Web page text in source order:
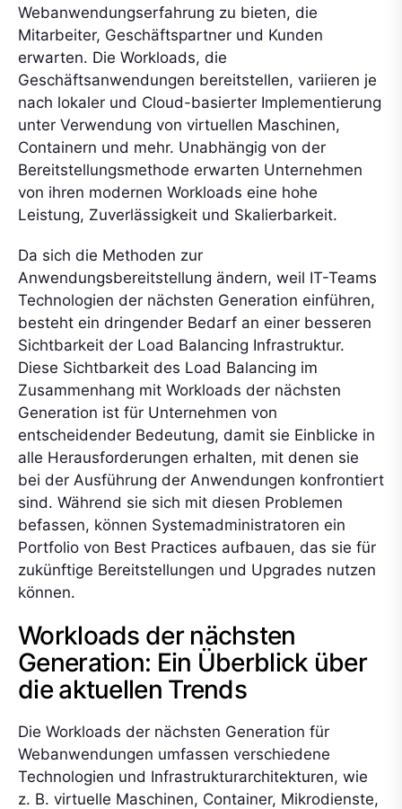
Webanwendungserfahrung zu bieten, die
Mitarbeiter, Geschäftspartner und Kunden
erwarten. Die Workloads, die
Geschäftsanwendungen bereitstellen, variieren je
nach lokaler und Cloud-basierter Implementierung
unter Verwendung von virtuellen Maschinen,
Containern und mehr. Unabhängig von der
Bereitstellungsmethode erwarten Unternehmen
von ihren modernen Workloads eine hohe
Leistung, Zuverlässigkeit und Skalierbarkeit.
Da sich die Methoden zur
Anwendungsbereitstellung ändern, weil IT-Teams
Technologien der nächsten Generation einführen,
besteht ein dringender Bedarf an einer besseren
Sichtbarkeit der Load Balancing Infrastruktur.
Diese Sichtbarkeit des Load Balancing im
Zusammenhang mit Workloads der nächsten
Generation ist für Unternehmen von
entscheidender Bedeutung, damit sie Einblicke in
alle Herausforderungen erhalten, mit denen sie
bei der Ausführung der Anwendungen konfrontiert
sind. Während sie sich mit diesen Problemen
befassen, können Systemadministratoren ein
Portfolio von Best Practices aufbauen, das sie für
zukünftige Bereitstellungen und Upgrades nutzen
können.
Workloads der nächsten
Generation: Ein Überblick über
die aktuellen Trends
Die Workloads der nächsten Generation für
Webanwendungen umfassen verschiedene
Technologien und Infrastrukturarchitekturen, wie
z. B. virtuelle Maschinen, Container, Mikrodienste,